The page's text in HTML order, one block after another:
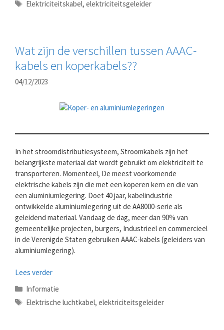
Elektriciteitskabel, elektriciteitsgeleider
Wat zijn de verschillen tussen AAAC-
kabels en koperkabels??
04/12/2023
In het stroomdistributiesysteem, Stroomkabels zijn het
belangrijkste materiaal dat wordt gebruikt om elektriciteit te
transporteren. Momenteel, De meest voorkomende
elektrische kabels zijn die met een koperen kern en die van
een aluminiumlegering. Doet 40 jaar, kabelindustrie
ontwikkelde aluminiumlegering uit de AA8000-serie als
geleidend materiaal. Vandaag de dag, meer dan 90% van
gemeentelijke projecten, burgers, Industrieel en commercieel
in de Verenigde Staten gebruiken AAAC-kabels (geleiders van
aluminiumlegering).
Lees verder
Categorieën
Informatie
Tags
Elektrische luchtkabel, elektriciteitsgeleider